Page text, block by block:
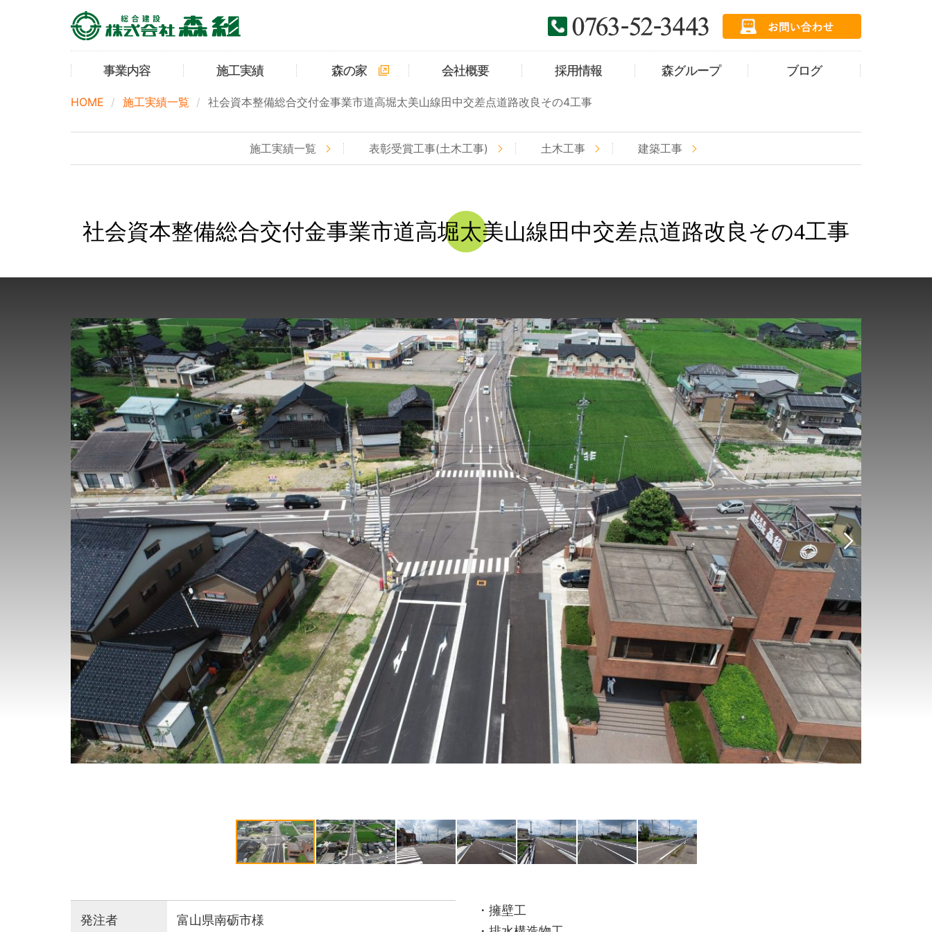
事業内容 施工実績 森の家 会社概要 採用情報 森グループ ブログ
HOME 施工実績一覧 社会資本整備総合交付金事業市道高堀太美山線田中交差点道路改良その4工事
施工実績一覧 表彰受賞工事(土木工事) 土木工事 建築工事
社会資本整備総合交付金事業市道高堀太美山線田中交差点道路改良その4工事
発注者 富山県南砺市様
・擁壁工